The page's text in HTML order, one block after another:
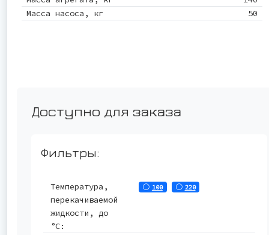
Масса насоса, кг
50
Доступно для заказа
Фильтры:
Температура,
перекачиваемой
жидкости, до
°С:
100 220